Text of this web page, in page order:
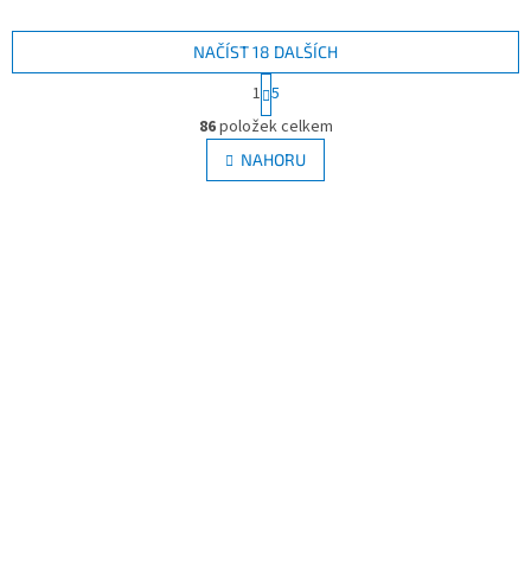
O
v
l
á
NAČÍST 18 DALŠÍCH
S
t
r
á
n
k
1 5
86položek celkem
NAHORU